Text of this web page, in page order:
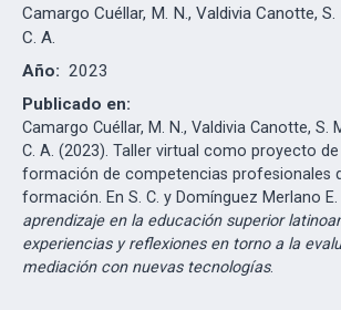
Camargo Cuéllar, M. N., Valdivia Canotte,
C. A.
Año: 2023
Publicado en:
Camargo Cuéllar, M. N., Valdivia Canotte, S.
C. A. (2023). Taller virtual como proyecto
formación de competencias profesionales
formación. En S. C. y Domínguez Merlano E.
aprendizaje en la educación superior
experiencias y reflexiones en torno a la
mediación con nuevas tecnologías.